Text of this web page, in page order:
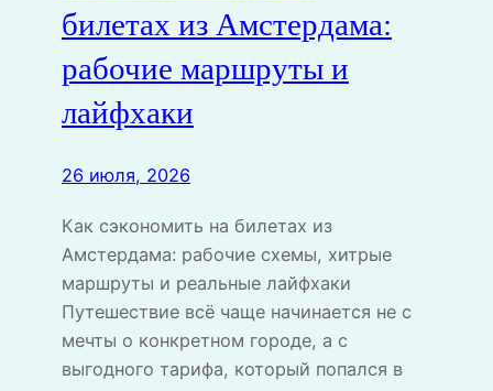
билетах из Амстердама:
рабочие маршруты и
лайфхаки
26 июля, 2026
Как сэкономить на билетах из
Амстердама: рабочие схемы, хитрые
маршруты и реальные лайфхаки
Путешествие всё чаще начинается не с
мечты о конкретном городе, а с
выгодного тарифа, который попался в